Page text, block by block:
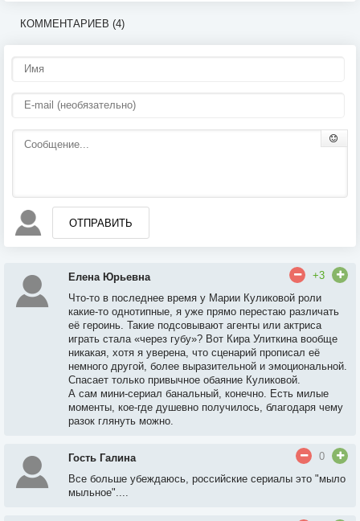
КОММЕНТАРИЕВ (4)
ОТПРАВИТЬ
Елена Юрьевна
+3
Что-то в последнее время у Марии Куликовой роли
какие-то однотипные, я уже прямо перестаю различать
её героинь. Такие подсовывают агенты или актриса
играть стала «через губу»? Вот Кира Улиткина вообще
никакая, хотя я уверена, что сценарий прописал её
немного другой, более выразительной и эмоциональной.
Спасает только привычное обаяние Куликовой.
А сам мини-сериал банальный, конечно. Есть милые
моменты, кое-где душевно получилось, благодаря чему
разок глянуть можно.
Гость Галина
0
Все больше убеждаюсь, российские сериалы это "мыло
мыльное"....